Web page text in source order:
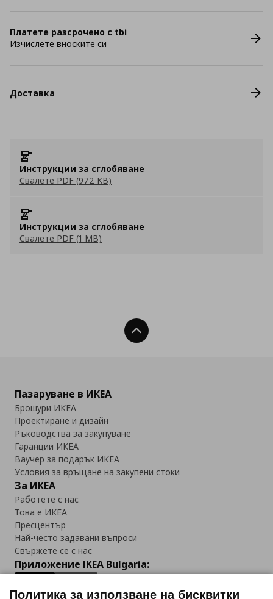
Платете разсрочено с tbi
Изчислете вноските си
Доставка
Инструкции за сглобяване
Свалете PDF (972 KB)
Инструкции за сглобяване
Свалете PDF (1 MB)
Нагоре
Пазаруване в ИКЕА
Брошури ИКЕА
Проектиране и дизайн
Ръководства за закупуване
Гаранции ИКЕА
Ваучер за подарък ИКЕА
Условия за връщане на закупени стоки
За ИКЕА
Работете с нас
Това е ИКЕА
Пресцентър
Най-често задавани въпроси
Свържете се с нас
Приложение IKEA Bulgaria:
Политика за използване на бисквитки